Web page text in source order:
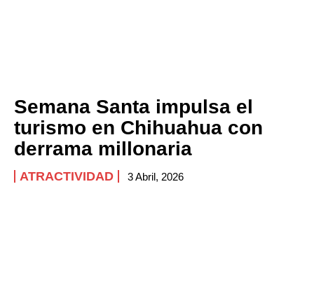
Semana Santa impulsa el
turismo en Chihuahua con
derrama millonaria
ATRACTIVIDAD 3 Abril, 2026